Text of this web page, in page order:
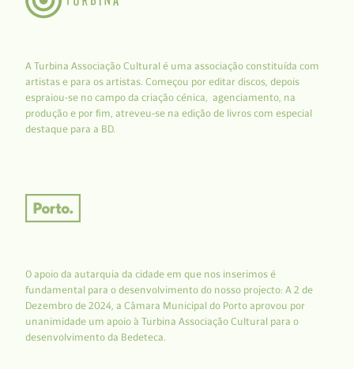
A Turbina Associação Cultural é uma associação constituída com
artistas e para os artistas. Começou por editar discos, depois
espraiou-se no campo da criação cénica, agenciamento, na
produção e por fim, atreveu-se na edição de livros com especial
destaque para a BD.
O apoio da autarquia da cidade em que nos inserimos é
fundamental para o desenvolvimento do nosso projecto: A 2 de
Dezembro de 2024, a Câmara Municipal do Porto aprovou por
unanimidade um apoio à Turbina Associação Cultural para o
desenvolvimento da Bedeteca.